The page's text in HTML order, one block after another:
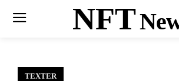
NFT
TEXTER